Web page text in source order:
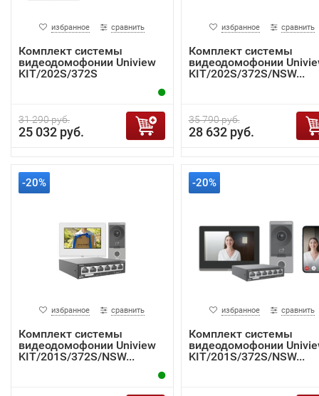
избранное сравнить
Комплект системы
видеодомофонии Uniview
KIT/202S/372S
31 290 руб.
25 032 руб.
избранное сравнить
Комплект системы
видеодомофонии
KIT/202S/372S/NSW...
35 790 руб.
28 632 руб.
-20%
избранное сравнить
Комплект системы
видеодомофонии Uniview
KIT/201S/372S/NSW...
-20%
избранное сравнить
Комплект системы
видеодомофонии
KIT/201S/372S/NSW...